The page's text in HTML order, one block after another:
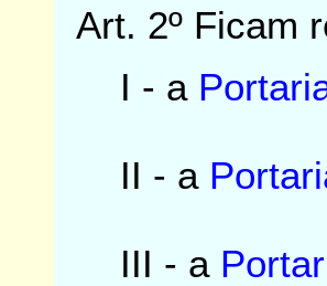
Art. 2º Ficam
I - a
II - a
III - a